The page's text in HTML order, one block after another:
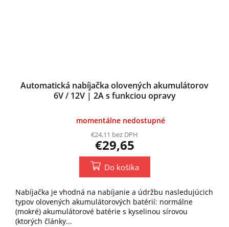
Automatická nabíjačka olovených akumulátorov
6V / 12V | 2A s funkciou opravy
momentálne nedostupné
€24,11 bez DPH
€29,65
Do košíka
Nabíjačka je vhodná na nabíjanie a údržbu nasledujúcich
typov olovených akumulátorových batérií: normálne
(mokré) akumulátorové batérie s kyselinou sírovou
(ktorých články...